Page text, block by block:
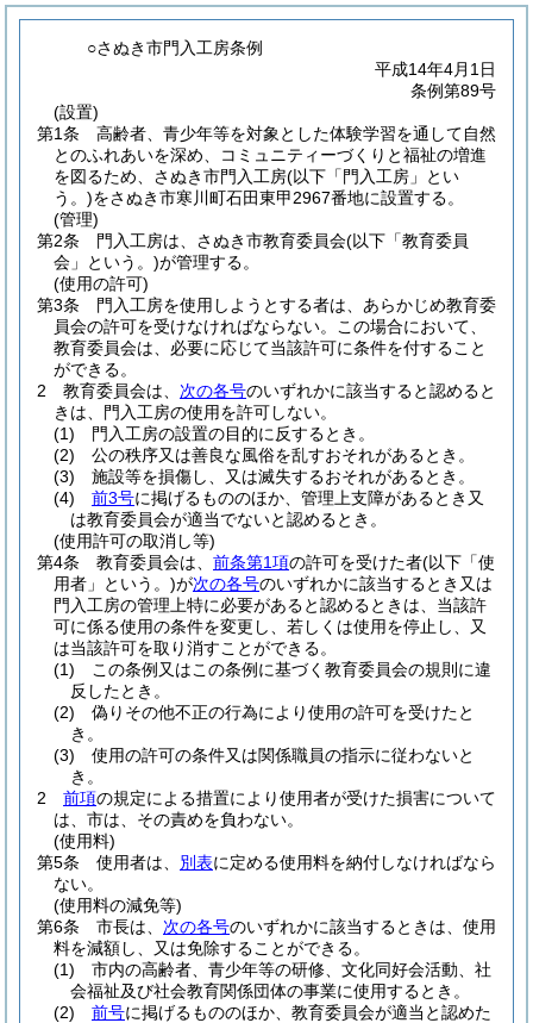
○さぬき市門入工房条例
平成14年4月1日
条例第89号
(設置)
第1条
高齢者、青少年等を対象とした体験学習を通して自然
とのふれあいを深め、コミュニティーづくりと福祉の増進
を図るため、さぬき市門入工房(以下「門入工房」とい
う。)をさぬき市寒川町石田東甲2967番地に設置する。
(管理)
第2条
門入工房は、さぬき市教育委員会(以下「教育委員
会」という。)が管理する。
(使用の許可)
第3条
門入工房を使用しようとする者は、あらかじめ教育委
員会の許可を受けなければならない。
この場合において、
教育委員会は、必要に応じて当該許可に条件を付すること
ができる。
2
教育委員会は、 次の各号のいずれかに該当すると認めると
きは、門入工房の使用を許可しない。
(1)
門入工房の設置の目的に反するとき。
(2)
公の秩序又は善良な風俗を乱すおそれがあるとき。
(3)
施設等を損傷し、又は滅失するおそれがあるとき。
(4)
前3号に掲げるもののほか、管理上支障があるとき又
は教育委員会が適当でないと認めるとき。
(使用許可の取消し等)
第4条
教育委員会は、 前条第1項の許可を受けた者(以下「使
用者」という。)が次の各号のいずれかに該当するとき又は
門入工房の管理上特に必要があると認めるときは、当該許
可に係る使用の条件を変更し、若しくは使用を停止し、又
は当該許可を取り消すことができる。
(1)
この条例又はこの条例に基づく教育委員会の規則に違
反したとき。
(2)
偽りその他不正の行為により使用の許可を受けたと
き。
(3)
使用の許可の条件又は関係職員の指示に従わないと
き。
2
前項の規定による措置により使用者が受けた損害について
は、市は、その責めを負わない。
(使用料)
第5条
使用者は、 別表に定める使用料を納付しなければなら
ない。
(使用料の減免等)
第6条
市長は、 次の各号のいずれかに該当するときは、使用
料を減額し、又は免除することができる。
(1)
市内の高齢者、青少年等の研修、文化同好会活動、社
会福祉及び社会教育関係団体の事業に使用するとき。
(2)
前号に掲げるもののほか、教育委員会が適当と認めた